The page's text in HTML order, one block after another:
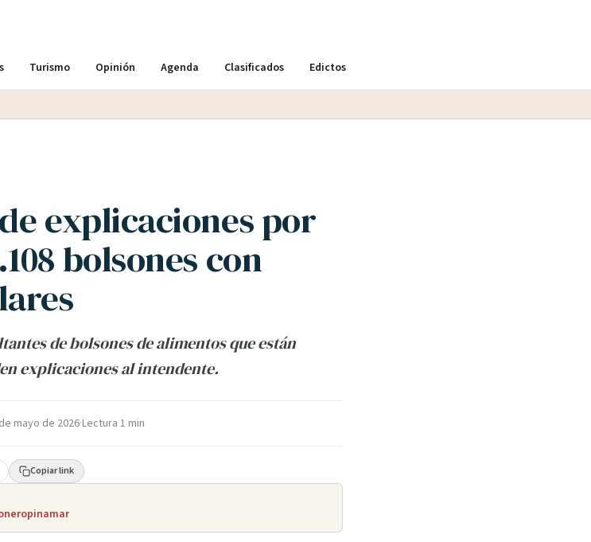
Turismo Opinión Agenda Clasificados Edictos
explicaciones por
bolsones con
de bolsones de alimentos que están
explicaciones al intendente.
mayo de 2026·Lectura 1 min
Copiar link